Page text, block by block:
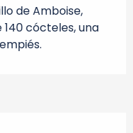
de Amboise,
cócteles, una